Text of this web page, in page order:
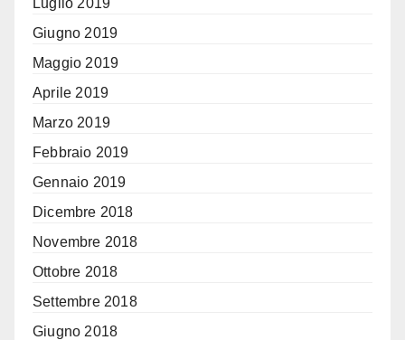
Luglio 2019
Giugno 2019
Maggio 2019
Aprile 2019
Marzo 2019
Febbraio 2019
Gennaio 2019
Dicembre 2018
Novembre 2018
Ottobre 2018
Settembre 2018
Giugno 2018